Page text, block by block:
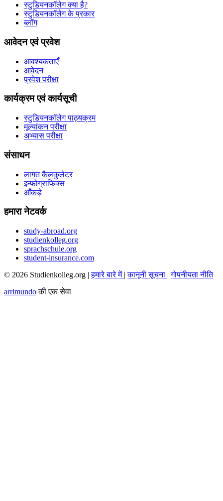
स्टुडियनकॉलेग क्या है?
स्टुडियनकॉलेग के प्रकार
ब्लॉग
आवेदन एवं प्रवेश
आवश्यकताएँ
आवेदन
प्रवेश परीक्षा
कार्यक्रम एवं कार्यसूची
स्टुडियनकॉलेग पाठ्यक्रम
मूल्यांकन परीक्षा
अभ्यास परीक्षा
संसाधन
लागत कैलकुलेटर
इन्फोग्राफिक्स
आँकड़े
हमारा नेटवर्क
study-abroad.org
studienkolleg.org
sprachschule.org
student-insurance.com
© 2026 Studienkolleg.org |हमारे बारे में |कानूनी सूचना |गोपनीयता नीति
arrimundoकी एक सेवा